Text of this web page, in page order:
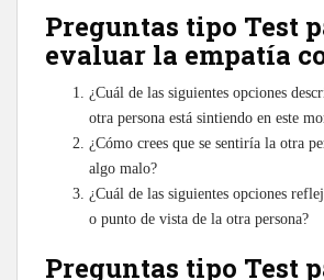
Preguntas tipo Test
evaluar la empatía
¿Cuál de las siguientes opciones
otra persona está sintiendo en este
¿Cómo crees que se sentiría la otra
algo malo?
¿Cuál de las siguientes opciones
o punto de vista de la otra persona?
Preguntas tipo Test